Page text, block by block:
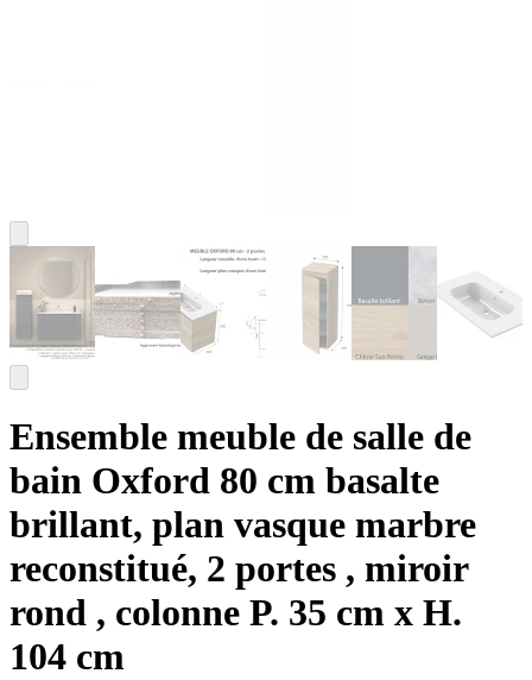
Ensemble meuble de salle de
bain Oxford 80 cm basalte
brillant, plan vasque marbre
reconstitué, 2 portes , miroir
rond , colonne P. 35 cm x H.
104 cm